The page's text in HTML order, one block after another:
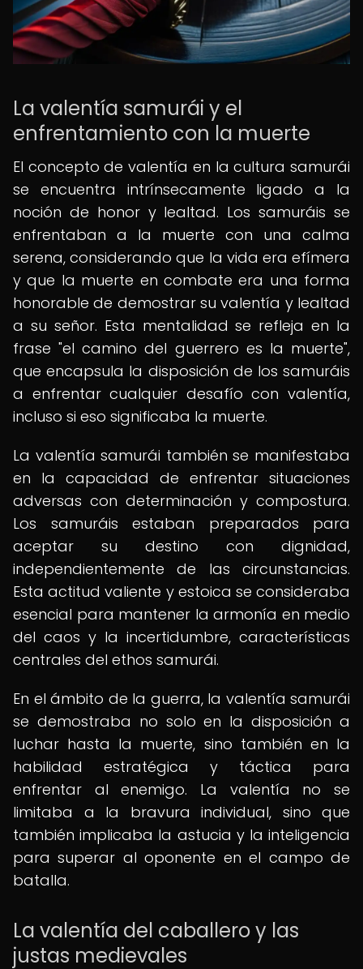
La valentía samurái y el
enfrentamiento con la muerte
El concepto de valentía en la cultura samurái
se encuentra intrínsecamente ligado a la
noción de honor y lealtad. Los samuráis se
enfrentaban a la muerte con una calma
serena, considerando que la vida era efímera
y que la muerte en combate era una forma
honorable de demostrar su valentía y lealtad
a su señor. Esta mentalidad se refleja en la
frase "el camino del guerrero es la muerte",
que encapsula la disposición de los samuráis
a enfrentar cualquier desafío con valentía,
incluso si eso significaba la muerte.
La valentía samurái también se manifestaba
en la capacidad de enfrentar situaciones
adversas con determinación y compostura.
Los samuráis estaban preparados para
aceptar su destino con dignidad,
independientemente de las circunstancias.
Esta actitud valiente y estoica se consideraba
esencial para mantener la armonía en medio
del caos y la incertidumbre, características
centrales del ethos samurái.
En el ámbito de la guerra, la valentía samurái
se demostraba no solo en la disposición a
luchar hasta la muerte, sino también en la
habilidad estratégica y táctica para
enfrentar al enemigo. La valentía no se
limitaba a la bravura individual, sino que
también implicaba la astucia y la inteligencia
para superar al oponente en el campo de
batalla.
La valentía del caballero y las
justas medievales